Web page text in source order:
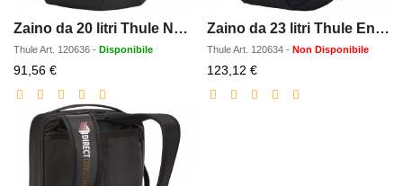
Zaino da 20 litri Thule Notus
ThuleArt. 120636 - Disponibile
91,56 €Prezzo
scontato
Zaino da 23 litri Thule EnRoute
ThuleArt. 120634 - Non Disponibile
123,12 €Prezzo
scontato